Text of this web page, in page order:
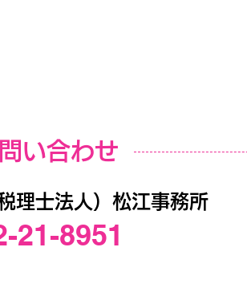
い合わせ
理士法人）松江事務所
21-8951